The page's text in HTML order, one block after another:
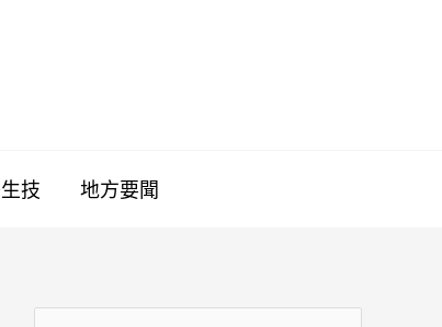
技 地方要聞